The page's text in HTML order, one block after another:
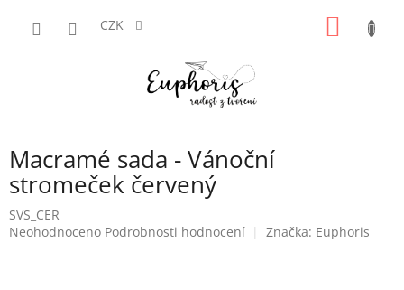
CZK
Macramé sada - Vánoční
stromeček červený
SVS_CER
Průměrné
Neohodnoceno Podrobnosti hodnocení Značka: Euphoris